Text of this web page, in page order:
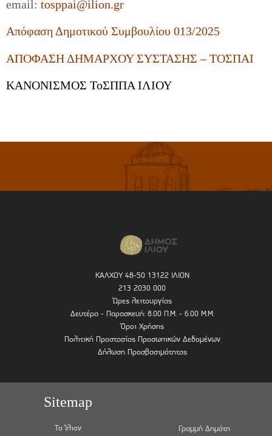
email: tosppai@ilion.gr
Απόφαση Δημοτικού Συμβουλίου 013/2025
ΑΠΟΦΑΣΗ ΔΗΜΑΡΧΟΥ ΣΥΣΤΑΣΗΣ – ΤΟΣΠΑΙ
ΚΑΝΟΝΙΣΜΟΣ ΤοΣΠΠΑ ΙΛΙΟΥ
ΚΑΛΧΟΥ 48-50 13122 ΙΛΙΟΝ
213 2030 000
Ώρες λειτουργίας
Δευτέρα - Παρασκευή: 8.00 Π.Μ. - 6.00 Μ.Μ.
Όροι Χρήσης
Πολιτική Προστασίας Προσωπικών Δεδομένων
Δήλωση Προσβασιμότητας
Sitemap
Το Ίλιον Γραμμή Δημότη